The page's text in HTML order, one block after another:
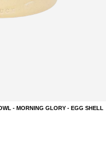
- MORNING GLORY - EGG SHELL